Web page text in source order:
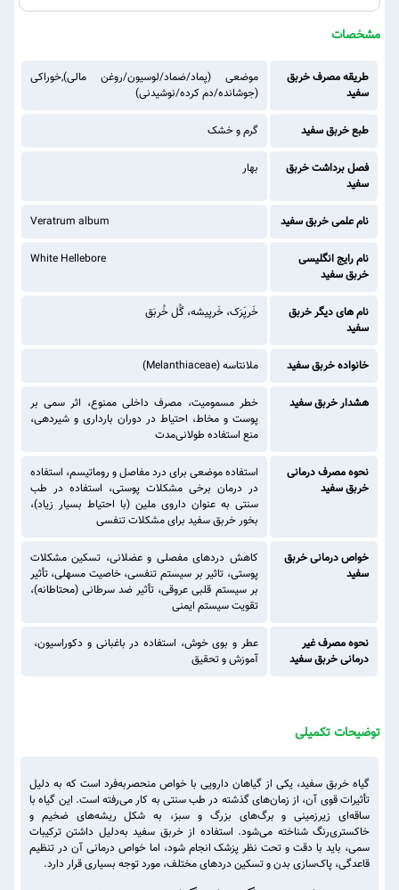
مشخصات
طریقه مصرف خربق
سفید
موضعی (پماد/ضماد/لوسیون/روغن مالی),خوراکی
(جوشانده/دم کرده/نوشیدنی)
طبع خربق سفید گرم و خشک
فصل برداشت خربق
سفید
بهار
نام علمی خربق سفید Veratrum album
نام رایج انگلیسی
خربق سفید
White Hellebore
نام های دیگر خربق
سفید
خَرپَرَک، خَرپیشه، گُل خُربَق
خانواده خربق سفید ملانتاسه (Melanthiaceae)
هشدار خربق سفید
خطر مسمومیت، مصرف داخلی ممنوع، اثر سمی بر
پوست و مخاط، احتیاط در دوران بارداری و شیردهی،
منع استفاده طولانی‌مدت
نحوه مصرف درمانی
خربق سفید
استفاده موضعی برای درد مفاصل و روماتیسم، استفاده
در درمان برخی مشکلات پوستی، استفاده در طب
سنتی به عنوان داروی ملین (با احتیاط بسیار زیاد)،
بخور خربق سفید برای مشکلات تنفسی
خواص درمانی خربق
سفید
کاهش دردهای مفصلی و عضلانی، تسکین مشکلات
پوستی، تاثیر بر سیستم تنفسی، خاصیت مسهلی، تأثیر
بر سیستم قلبی عروقی، تأثیر ضد سرطانی (محتاطانه)،
تقویت سیستم ایمنی
نحوه مصرف غیر
درمانی خربق سفید
عطر و بوی خوش، استفاده در باغبانی و دکوراسیون،
آموزش و تحقیق
توضیحات تکمیلی
گیاه خربق سفید، یکی از گیاهان دارویی با خواص منحصربه‌فرد است که به دلیل
تأثیرات قوی آن، از زمان‌های گذشته در طب سنتی به کار می‌رفته است. این گیاه با
ساقه‌ای زیرزمینی و برگ‌های بزرگ و سبز، به شکل ریشه‌های ضخیم و
خاکستری‌رنگ شناخته می‌شود. استفاده از خربق سفید به‌دلیل داشتن ترکیبات
سمی، باید با دقت و تحت نظر پزشک انجام شود، اما خواص درمانی آن در تنظیم
قاعدگی، پاک‌سازی بدن و تسکین دردهای مختلف، مورد توجه بسیاری قرار دارد.